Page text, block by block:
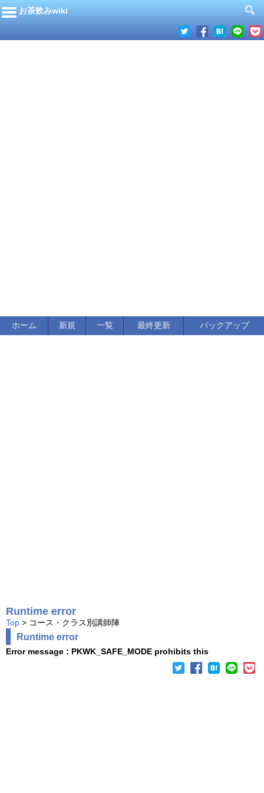
お茶飲みwiki
ホーム 新規 一覧 最終更新 バックアップ
Runtime error
Top > コース・クラス別講師陣
Runtime error
Error message : PKWK_SAFE_MODE prohibits this